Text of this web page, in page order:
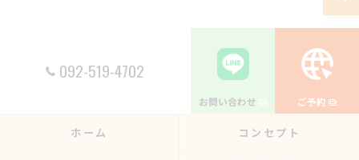
092-519-4702
お問い合わせ ご予約
ホーム コンセプト